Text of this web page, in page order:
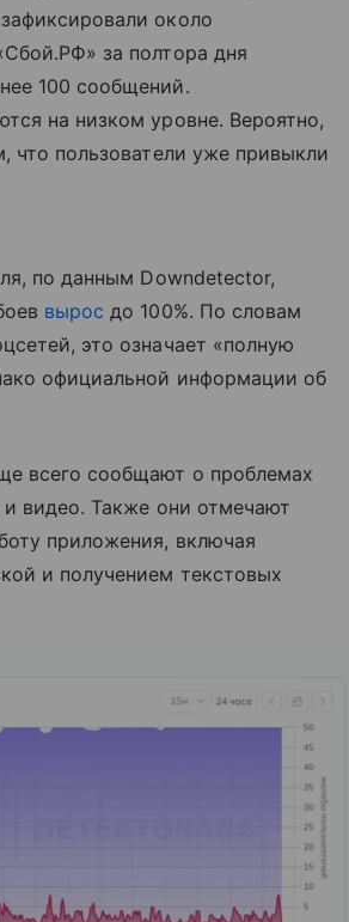
около
за полтора дня
100 сообщений.
на низком уровне. Вероятно,
что пользователи уже привыкли
по данным Downdetector,
вырос до 100%. По словам
это означает «полную
официальной информации об
всего сообщают о проблемах
и видео. Также они отмечают
приложения, включая
и получением текстовых